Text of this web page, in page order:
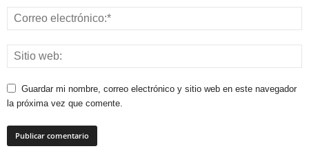
Guardar mi nombre, correo electrónico y sitio web en este navegador
la próxima vez que comente.